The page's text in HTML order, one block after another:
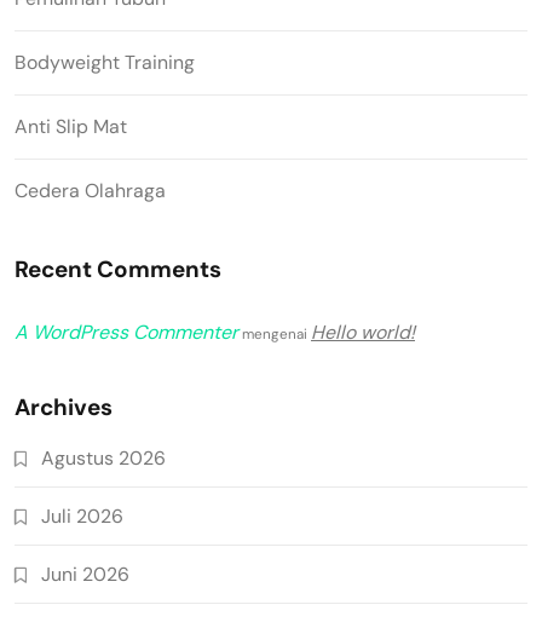
Bodyweight Training
Anti Slip Mat
Cedera Olahraga
Recent Comments
A WordPress Commentermengenai Hello world!
Archives
Agustus 2026
Juli 2026
Juni 2026